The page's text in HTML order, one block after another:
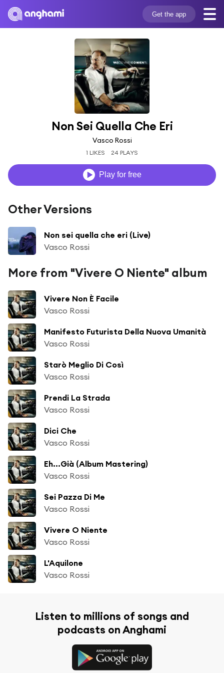
Get the app
Non Sei Quella Che Eri
Vasco Rossi
1 LIKES 24 PLAYS
Play for free
Other Versions
Non sei quella che eri (Live)
Vasco Rossi
More from "Vivere O Niente" album
Vivere Non È Facile
Vasco Rossi
Manifesto Futurista Della Nuova Umanità
Vasco Rossi
Starò Meglio Di Così
Vasco Rossi
Prendi La Strada
Vasco Rossi
Dici Che
Vasco Rossi
Eh...Già (Album Mastering)
Vasco Rossi
Sei Pazza Di Me
Vasco Rossi
Vivere O Niente
Vasco Rossi
L'Aquilone
Vasco Rossi
Listen to millions of songs and
podcasts on Anghami